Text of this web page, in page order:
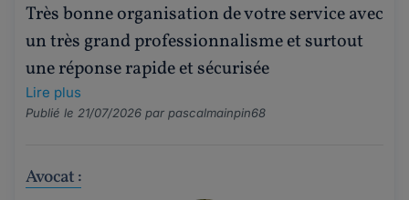
Très bonne organisation de votre service avec
un très grand professionnalisme et surtout
une réponse rapide et sécurisée
Lire plus
Publié le 21/07/2026 par pascalmainpin68
Avocat :